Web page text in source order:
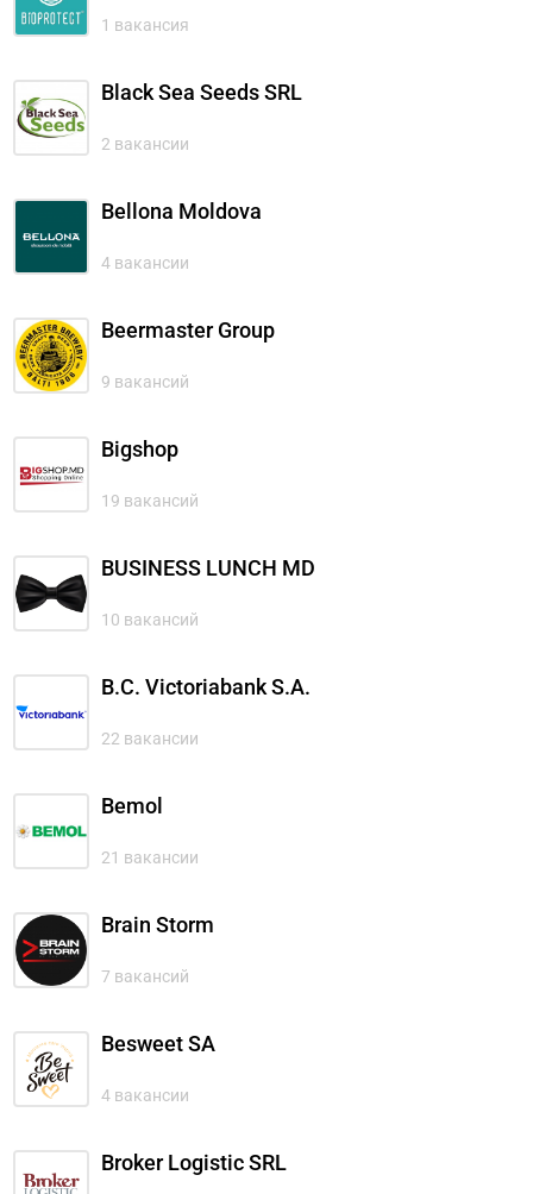
1 вакансия
Black Sea Seeds SRL
2 вакансии
Bellona Moldova
4 вакансии
Beermaster Group
9 вакансий
Bigshop
19 вакансий
BUSINESS LUNCH MD
10 вакансий
B.C. Victoriabank S.A.
22 вакансии
Bemol
21 вакансии
Brain Storm
7 вакансий
Besweet SA
4 вакансии
Broker Logistic SRL